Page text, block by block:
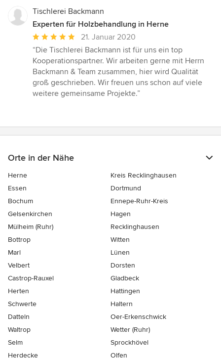
Tischlerei Backmann
Experten für Holzbehandlung in Herne
Durchschnittliche
Bewertung:
5
von
5
Sternen
21. Januar 2020
“Die Tischlerei Backmann ist für uns ein top
Kooperationspartner. Wir arbeiten gerne mit Herrn
Backmann & Team zusammen, hier wird Qualität
groß geschrieben. Wir freuen uns schon auf viele
weitere gemeinsame Projekte.”
Orte in der Nähe
Herne
Kreis Recklinghausen
Essen
Dortmund
Bochum
Ennepe-Ruhr-Kreis
Gelsenkirchen
Hagen
Mülheim (Ruhr)
Recklinghausen
Bottrop
Witten
Marl
Lünen
Velbert
Dorsten
Castrop-Rauxel
Gladbeck
Herten
Hattingen
Schwerte
Haltern
Datteln
Oer-Erkenschwick
Waltrop
Wetter (Ruhr)
Selm
Sprockhövel
Herdecke
Olfen